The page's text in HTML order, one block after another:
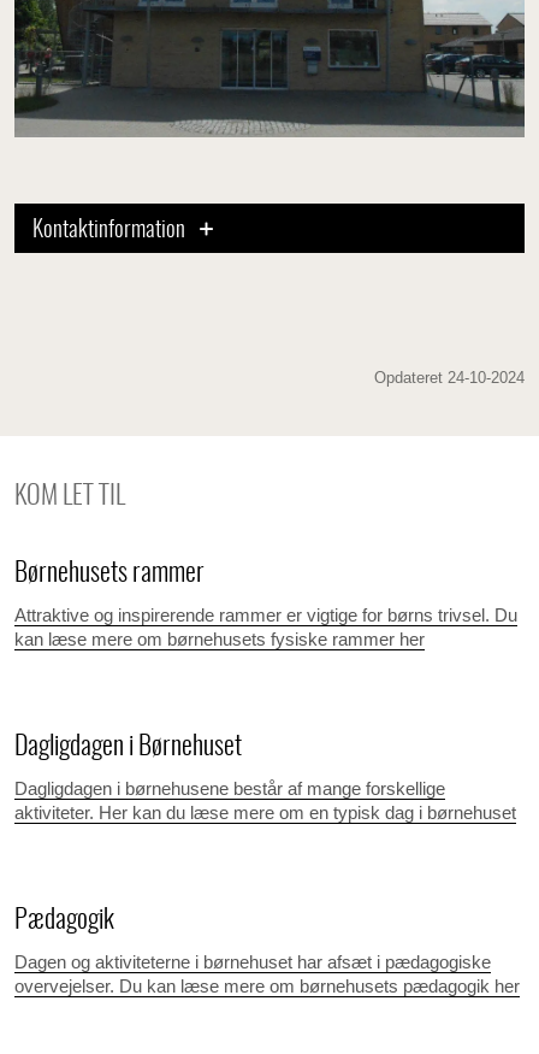
Kontaktinformation
Opdateret 24-10-2024
KOM LET TIL
Børnehusets rammer
Attraktive og inspirerende rammer er vigtige for børns trivsel. Du
kan læse mere om børnehusets fysiske rammer her
Dagligdagen i Børnehuset
Dagligdagen i børnehusene består af mange forskellige
aktiviteter. Her kan du læse mere om en typisk dag i børnehuset
Pædagogik
Dagen og aktiviteterne i børnehuset har afsæt i pædagogiske
overvejelser. Du kan læse mere om børnehusets pædagogik her